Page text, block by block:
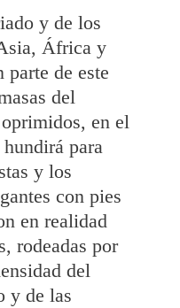
y de los
África y
de este
del
en el
para
y los
con pies
en realidad
rodeadas por
del
y de las